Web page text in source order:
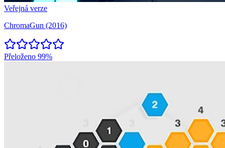
Veřejná verze
ChromaGun (2016)
Přeloženo 99%